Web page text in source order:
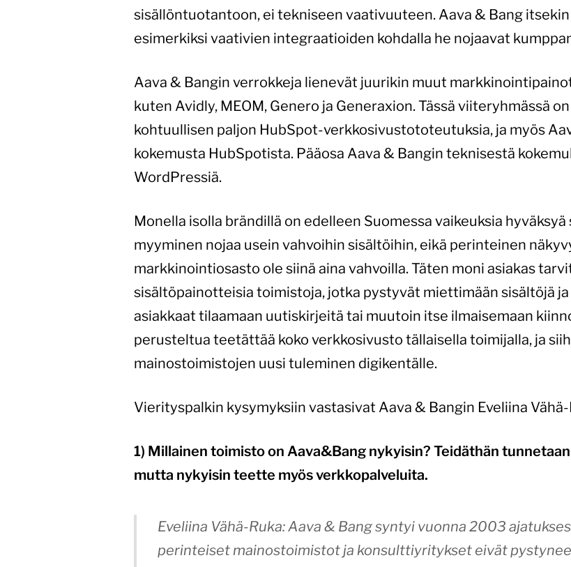
sisällöntuotantoon, ei tekniseen vaativuuteen. Aava & Bang
esimerkiksi vaativien integraatioiden kohdalla he nojaavat
Aava & Bangin verrokkeja lienevät juurikin muut
kuten Avidly, MEOM, Genero ja Generaxion. Tässä viiteryhmässä
kohtuullisen paljon HubSpot-verkkosivustototeutuksia, ja myös
kokemusta HubSpotista. Pääosa Aava & Bangin teknisestä
WordPressiä.
Monella isolla brändillä on edelleen Suomessa vaikeuksia
myyminen nojaa usein vahvoihin sisältöihin, eikä perinteinen
markkinointiosasto ole siinä aina vahvoilla. Täten moni asiakas
sisältöpainotteisia toimistoja, jotka pystyvät miettimään sisältöjä
asiakkaat tilaamaan uutiskirjeitä tai muutoin itse ilmaisemaan
perusteltua teetättää koko verkkosivusto tällaisella toimijalla, ja
mainostoimistojen uusi tuleminen digikentälle.
Vierityspalkin kysymyksiin vastasivat Aava & Bangin Eveliina Vähä-
1) Millainen toimisto on Aava&Bang nykyisin? Teidäthän
mutta nykyisin teette myös verkkopalveluita.
Eveliina Vähä-Ruka: Aava & Bang syntyi vuonna 2003
perinteiset mainostoimistot ja konsulttiyritykset eivät